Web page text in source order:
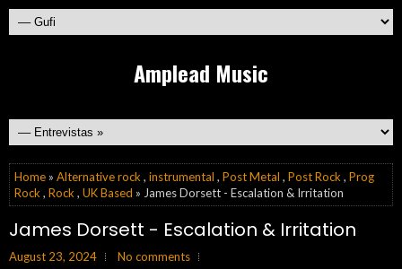
Amplead Music
Home » Alternative rock , instrumental , Post Metal , Post Rock , Prog
Rock , Rock , UK Based » James Dorsett - Escalation & Irritation
James Dorsett - Escalation & Irritation
August 23, 2024 No comments